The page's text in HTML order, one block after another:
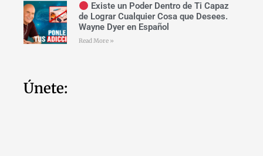
Existe un Poder Dentro de Ti Capaz
de Lograr Cualquier Cosa que Desees.
Wayne Dyer en Español
Read More »
Únete: